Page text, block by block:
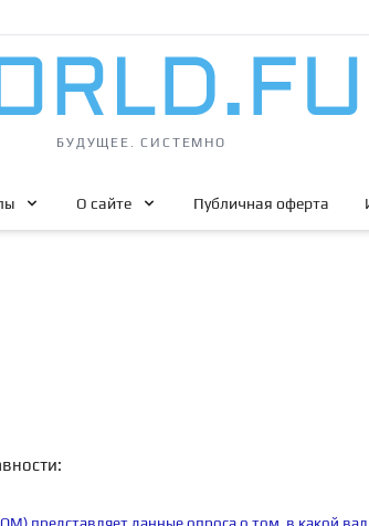
БУДУЩЕЕ. СИСТЕМНО
О сайте Публичная оферта